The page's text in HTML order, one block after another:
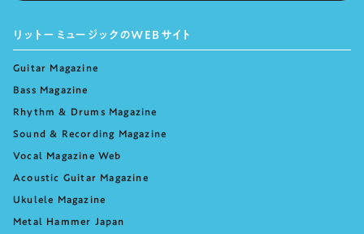
リットーミュージックのWEBサイト
Guitar Magazine
Bass Magazine
Rhythm & Drums Magazine
Sound & Recording Magazine
Vocal Magazine Web
Acoustic Guitar Magazine
Ukulele Magazine
Metal Hammer Japan